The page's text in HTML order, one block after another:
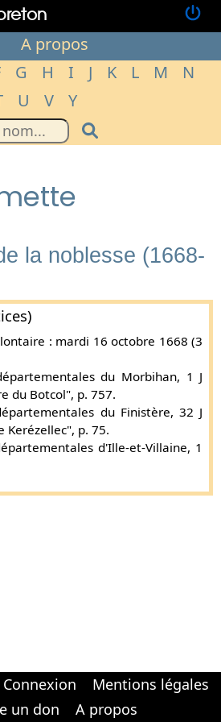
A propos
G H I J K L M
N
U V Y
la noblesse (1668-
: mardi 16 octobre 1668 (3
du Morbihan, 1 J
du Botcol", p. 757.
du Finistère, 32 J
Kerézellec", p. 75.
d'Ille-et-Villaine, 1
Connexion
Mentions légales
un don A propos